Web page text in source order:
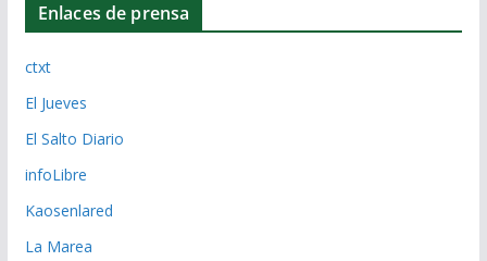
Enlaces de prensa
ctxt
El Jueves
El Salto Diario
infoLibre
Kaosenlared
La Marea